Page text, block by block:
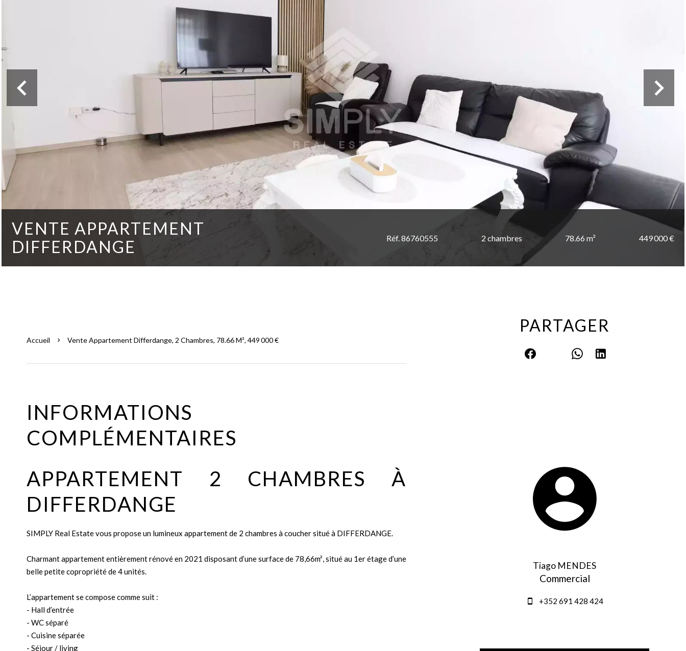
VENTE APPARTEMENT
DIFFERDANGE
Réf. 86760555 2 chambres 78.66 m² 449 000 €
Accueil Vente Appartement Differdange, 2 Chambres, 78.66 M², 449 000 €
INFORMATIONS
COMPLÉMENTAIRES
APPARTEMENT 2 CHAMBRES À
DIFFERDANGE
SIMPLY Real Estate vous propose un lumineux appartement de 2 chambres à coucher situé à DIFFERDANGE.
Charmant appartement entièrement rénové en 2021 disposant d’une surface de 78,66m², situé au 1er étage d’une
belle petite copropriété de 4 unités.
L’appartement se compose comme suit :
- Hall d’entrée
- WC séparé
- Cuisine séparée
- Séjour / living
PARTAGER
Tiago MENDES
Commercial
+352 691 428 424